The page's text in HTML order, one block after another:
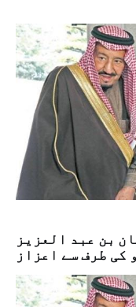
بن عبد العزیز
کی طرف سے اعزاز